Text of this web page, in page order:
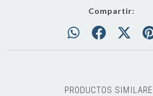
Compartir:
PRODUCTOS